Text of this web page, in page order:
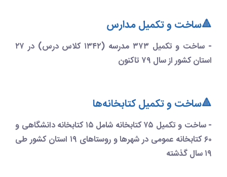
🔺ساخت و تکمیل مدارس
- ساخت و تکمیل ۳۷۳ مدرسه (۱۳۴۲ کلاس درس) در ۲۷
استان کشور از سال ۷۹ تاکنون
🔺ساخت و تکمیل کتابخانه‌ها
- ساخت و تکمیل ۷۵ کتابخانه شامل ۱۵ کتابخانه دانشگاهی و
۶۰ کتابخانه عمومی در شهرها و روستاهای ۱۹ استان کشور طی